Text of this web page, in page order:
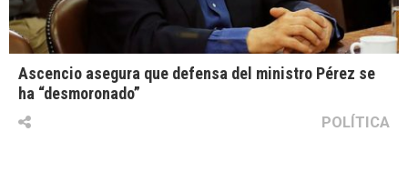
Ascencio asegura que defensa del ministro Pérez se
ha “desmoronado”
POLÍTICA